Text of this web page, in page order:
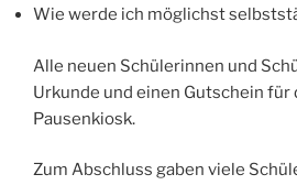
Wie werde ich möglichst
Alle neuen Schülerinnen und
Urkunde und einen Gutschein für
Pausenkiosk.
Zum Abschluss gaben viele